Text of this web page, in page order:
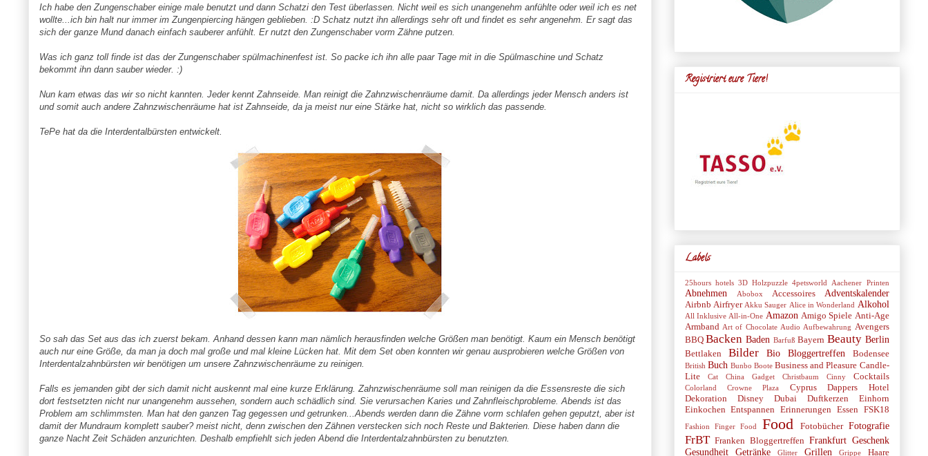
Ich habe denZungenschabereinige male benutzt und dann Schatziden Test überlassen. Nicht weil es sich unangenehm anfühlteoder weil ich es net
wollte...ich bin halt nur immer imZungenpiercinghängen geblieben. :D Schatz nutzt ihn allerdings sehr oft und findet es sehr angenehm. Er sagt das
sich der ganze Mund danach einfach sauberer anfühlt. Er nutzt denZungenschabervorm Zähne putzen.
Was ich ganz toll finde ist das derZungenschaber spülmachinenfestist. So packe ich ihn alle paar Tage mit in die Spülmaschineund Schatz
bekommt ihn dann sauber wieder. :)
Nun kam etwas das wir so nicht kannten. Jeder kennt Zahnseide. Man reinigt die Zahnzwischenräume damit. Da allerdings jeder Mensch anders ist
und somit auch andere Zahnzwischenräume hat istZahnseide, da ja meist nur eine Stärke hat, nicht so wirklich das passende.
TePehat da die Interdentalbürstenentwickelt.
So sah das Set aus das ich zuerst bekam. Anhand dessen kann man nämlich herausfinden welche Größen man benötigt. Kaum ein Mensch benötigt
auch nur eine Größe, da man ja doch mal große und mal kleine Lücken hat. Mit dem Set oben konnten wir genau ausprobieren welche Größen von
Interdentalzahnbürstenwir benötigen um unsere Zahnzwischenräume zu reinigen.
Falls es jemanden gibt der sich damit nicht auskennt mal eine kurze Erklärung. Zahnzwischenräume soll man reinigen da die Essensrestedie sich
dort festsetzten nicht nur unangenehm aussehen, sondern auch schädlich sind. Sie verursachen Karies und Zahnfleischprobleme. Abends ist das
Problem am schlimmsten. Man hat den ganzen Tag gegessen und getrunken...Abends werden dann die Zähne vorm schlafen gehen geputzt, aber ist
damit der Mundraum komplett sauber? meist nicht, denn zwischen den Zähnen verstecken sich noch Reste und Bakterien. Diese haben dann die
ganze Nacht Zeit Schäden anzurichten. Deshalb empfiehlt sich jeden Abend die Interdentalzahnbürstenzu benutzten.
Registriert eure Tiere!
Labels
25hours hotels 3D Holzpuzzle 4petsworld Aachener Printen
Abnehmen Abobox Accessoires Adventskalender
Airbnb Airfryer Akku Sauger Alice in Wonderland Alkohol
All Inklusive All-in-One Amazon Amigo Spiele Anti-Age
Armband Art of Chocolate Audio Aufbewahrung Avengers
BBQ Backen Baden Barfuß Bayern Beauty Berlin
Bettlaken Bilder Bio Bloggertreffen Bodensee
British Buch Bunbo Boote Business and Pleasure Candle-
Lite
Cat China Gadget Christbaum Cinny Cocktails
Colorland Crowne Plaza Cyprus
Dappers Hotel
Dekoration
Disney Dubai Duftkerzen
Einhorn
Einkochen Entspannen Erinnerungen Essen FSK18
Fashion Finger Food Food Fotobücher Fotografie
FrBT Franken Bloggertreffen Frankfurt Geschenk
Gesundheit
Getränke Glitter Grillen Grippe
Haare